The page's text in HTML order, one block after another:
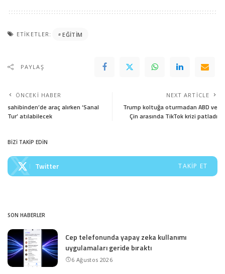
ETIKETLER: EĞITIM
PAYLAŞ
ÖNCEKI HABER
sahibinden’de araç alırken ‘Sanal
Tur’ atılabilecek
NEXT ARTICLE
Trump koltuğa oturmadan ABD ve
Çin arasında TikTok krizi patladı
BİZİ TAKİP EDİN
Twitter TAKIP ET
SON HABERLER
Cep telefonunda yapay zeka kullanımı
uygulamaları geride bıraktı
6 Ağustos 2026